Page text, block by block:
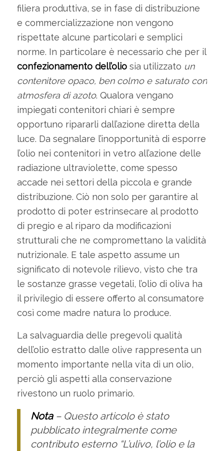
filiera produttiva, se in fase di distribuzione
e commercializzazione non vengono
rispettate alcune particolari e semplici
norme. In particolare è necessario che per il
confezionamento dell’oliosia utilizzato un
contenitore opaco, ben colmo e saturato con
atmosfera di azoto. Qualora vengano
impiegati contenitori chiari è sempre
opportuno ripararli dall’azione diretta della
luce. Da segnalare l’inopportunità di esporre
l’olio nei contenitori in vetro all’azione delle
radiazione ultraviolette, come spesso
accade nei settori della piccola e grande
distribuzione. Ciò non solo per garantire al
prodotto di poter estrinsecare al prodotto
di pregio e al riparo da modificazioni
strutturali che ne compromettano la validità
nutrizionale. E tale aspetto assume un
significato di notevole rilievo, visto che tra
le sostanze grasse vegetali, l’olio di oliva ha
il privilegio di essere offerto al consumatore
così come madre natura lo produce.
La salvaguardia delle pregevoli qualità
dell’olio estratto dalle olive rappresenta un
momento importante nella vita di un olio,
perciò gli aspetti alla conservazione
rivestono un ruolo primario.
Nota– Questo articolo è stato
pubblicato integralmente come
contributo esterno “L’ulivo, l’olio e la